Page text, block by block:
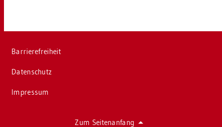
Bar­rie­re­frei­heit
Da­ten­schutz
Im­pres­sum
Zum Sei­ten­an­fang